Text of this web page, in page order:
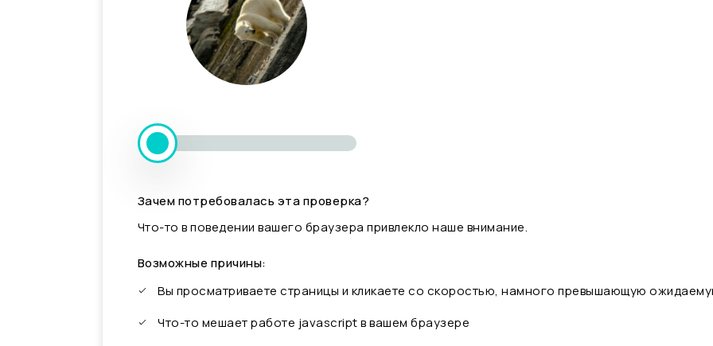
Зачем потребовалась эта проверка?
Что-то в поведении вашего браузера привлекло наше внимание.
Возможные причины:
Вы просматриваете страницы и кликаете со скоростью, намного превышающую
Что-то мешает работе javascript в вашем браузере